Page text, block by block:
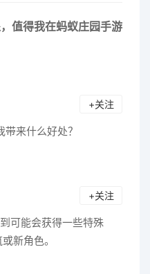
值得我在蚂蚁庄园手游
+关注
来什么好处？
+关注
可能会获得一些特殊
新角色。